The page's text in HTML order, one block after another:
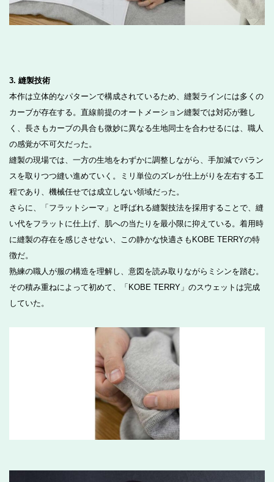
3. 縫製技術
本作は立体的なパターンで構成されているため、縫製ラインには多くの
カーブが存在する。直線前提のオートメーション縫製では対応が難し
く、長さもカーブの具合も微妙に異なる生地同士を合わせるには、職人
の感覚が不可欠だった。
縫製の現場では、一方の生地をわずかに調整しながら、手加減でバラン
スを取りつつ縫い進めていく。ミリ単位のズレが仕上がりを左右する工
程であり、機械任せでは成立しない領域だった。
さらに、「フラットシーマ」と呼ばれる縫製技法を採用することで、縫
い代をフラットに仕上げ、肌への当たりを最小限に抑えている。着用時
に縫製の存在を感じさせない、この静かな快適さもKOBE TERRYの特
徴だ。
熟練の職人が服の構造を理解し、意図を読み取りながらミシンを踏む。
その積み重ねによって初めて、「KOBE TERRY」のスウェットは完成
していた。